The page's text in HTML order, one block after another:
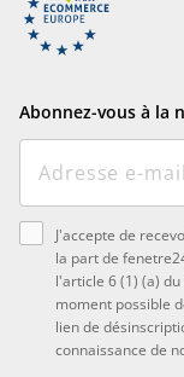
Abonnez-vous à la
J'accepte de
la part de
l'article 6 (1) (a)
moment possible
lien de
connaissance de